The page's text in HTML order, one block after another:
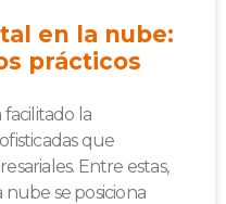
en la nube:
prácticos
la
que
Entre estas,
se posiciona